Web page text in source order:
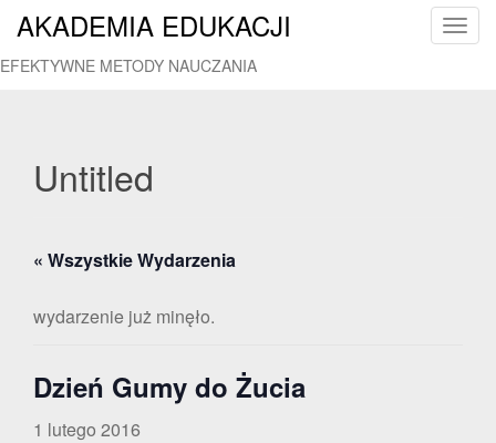
T
AKADEMIA EDUKACJI
EFEKTYWNE METODY NAUCZANIA
Untitled
« Wszystkie Wydarzenia
wydarzenie już minęło.
Dzień Gumy do Żucia
1 lutego 2016